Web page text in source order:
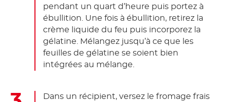
pendant un quart d’heure puis portez à
ébullition. Une fois à ébullition, retirez la
crème liquide du feu puis incorporez la
gélatine. Mélangez jusqu’à ce que les
feuilles de gélatine se soient bien
intégrées au mélange.
Dans un récipient, versez le fromage frais